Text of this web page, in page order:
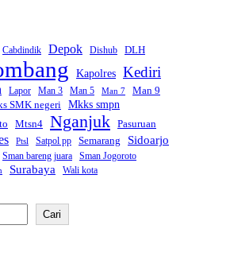
Cabdindik Depok Dishub DLH
Kapolres Kediri
Lapor Man 3 Man 5 Man 7 Man 9
SMK negeri
Mkks smpn
Mtsn4 Nganjuk Pasuruan
Ptsl Satpol pp Semarang Sidoarjo
Sman bareng juara Sman Jogoroto
Surabaya Wali kota
Cari